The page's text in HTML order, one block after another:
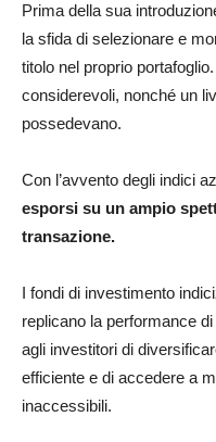
Prima della sua
la sfida di selezionare e
titolo nel proprio
considerevoli, nonché un
possedevano.
Con l’avvento degli indici
esporsi su un ampio
transazione.
I fondi di investimento
replicano la performance
agli investitori di
efficiente e di accedere a
inaccessibili.